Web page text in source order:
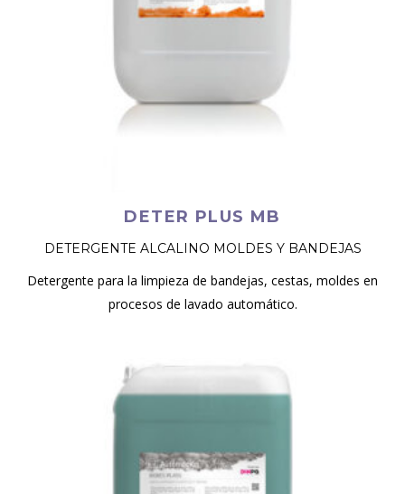
DETER PLUS MB
DETERGENTE ALCALINO MOLDES Y BANDEJAS
Detergente para la limpieza de bandejas, cestas, moldes en
procesos de lavado automático.